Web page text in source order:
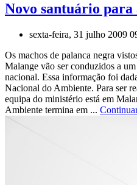
Novo santuário para
sexta-feira, 31 julho 2009
Os machos de palanca negra
Malange vão ser conduzidos a
nacional. Essa informação foi
Nacional do Ambiente. Para ser
equipa do ministério está em
Ambiente termina em ...